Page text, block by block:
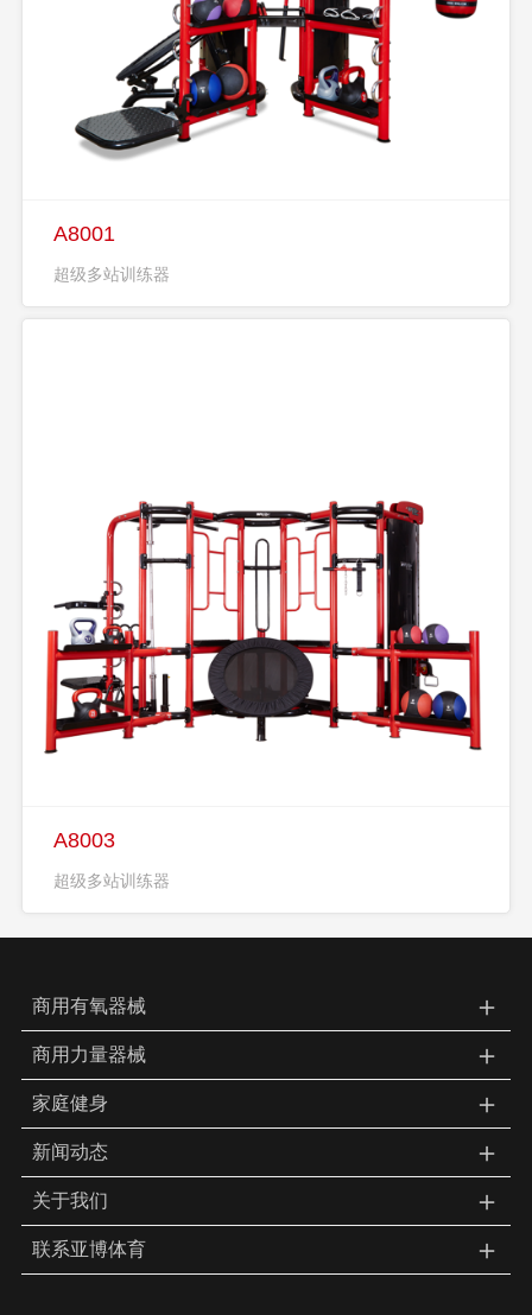
A8001
超级多站训练器
A8003
超级多站训练器
商用有氧器械 ＋
商用力量器械 ＋
家庭健身 ＋
新闻动态 ＋
关于我们 ＋
联系亚博体育 ＋